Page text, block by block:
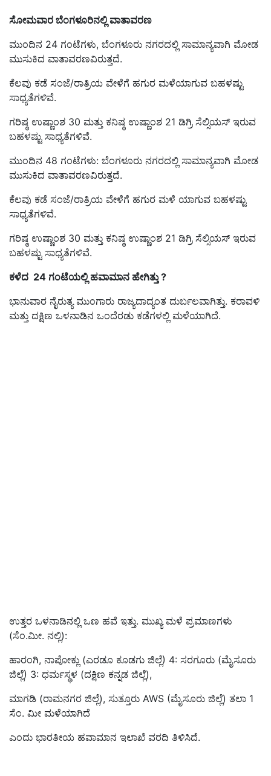
ಸೋಮವಾರ ಬೆಂಗಳೂರಿನಲ್ಲಿ ವಾತಾವರಣ
ಮುಂದಿನ 24 ಗಂಟೆಗಳು, ಬೆಂಗಳೂರು ನಗರದಲ್ಲಿ ಸಾಮಾನ್ಯವಾಗಿ ಮೋಡ
ಮುಸುಕಿದ ವಾತಾವರಣವಿರುತ್ತದೆ.
ಕೆಲವು ಕಡೆ ಸಂಜೆ/ರಾತ್ರಿಯ ವೇಳೆಗೆ ಹಗುರ ಮಳೆಯಾಗುವ ಬಹಳಷ್ಟು
ಸಾಧ್ಯತೆಗಳಿವೆ.
ಗರಿಷ್ಠ ಉಷ್ಣಾಂಶ 30 ಮತ್ತು ಕನಿಷ್ಠ ಉಷ್ಣಾಂಶ 21 ಡಿಗ್ರಿ ಸೆಲ್ಸಿಯಸ್ ಇರುವ
ಬಹಳಷ್ಟು ಸಾಧ್ಯತೆಗಳಿವೆ.
ಮುಂದಿನ 48 ಗಂಟೆಗಳು: ಬೆಂಗಳೂರು ನಗರದಲ್ಲಿ ಸಾಮಾನ್ಯವಾಗಿ ಮೋಡ
ಮುಸುಕಿದ ವಾತಾವರಣವಿರುತ್ತದೆ.
ಕೆಲವು ಕಡೆ ಸಂಜೆ/ರಾತ್ರಿಯ ವೇಳೆಗೆ ಹಗುರ ಮಳೆ ಯಾಗುವ ಬಹಳಷ್ಟು
ಸಾಧ್ಯತೆಗಳಿವೆ.
ಗರಿಷ್ಠ ಉಷ್ಣಾಂಶ 30 ಮತ್ತು ಕನಿಷ್ಠ ಉಷ್ಣಾಂಶ 21 ಡಿಗ್ರಿ ಸೆಲ್ಸಿಯಸ್ ಇರುವ
ಬಹಳಷ್ಟು ಸಾಧ್ಯತೆಗಳಿವೆ.
ಕಳೆದ 24 ಗಂಟೆಯಲ್ಲಿ ಹವಾಮಾನ ಹೇಗಿತ್ತು ?
ಭಾನುವಾರ ನೈರುತ್ಯ ಮುಂಗಾರು ರಾಜ್ಯದಾದ್ಯಂತ ದುರ್ಬಲವಾಗಿತ್ತು. ಕರಾವಳಿ
ಮತ್ತು ದಕ್ಷಿಣ ಒಳನಾಡಿನ ಒಂದೆರಡು ಕಡೆಗಳಲ್ಲಿ ಮಳೆಯಾಗಿದೆ.
ಉತ್ತರ ಒಳನಾಡಿನಲ್ಲಿ ಒಣ ಹವೆ ಇತ್ತು. ಮುಖ್ಯ ಮಳೆ ಪ್ರಮಾಣಗಳು
(ಸೆಂ.ಮೀ. ನಲ್ಲಿ):
ಹಾರಂಗಿ, ನಾಪೋಕ್ಲು (ಎರಡೂ ಕೂಡಗು ಜಿಲ್ಲೆ) 4: ಸರಗೂರು (ಮೈಸೂರು
ಜಿಲ್ಲೆ) 3: ಧರ್ಮಸ್ಥಳ (ದಕ್ಷಿಣ ಕನ್ನಡ ಜಿಲ್ಲೆ),
ಮಾಗಡಿ (ರಾಮನಗರ ಜಿಲ್ಲೆ), ಸುತ್ತೂರು AWS (ಮೈಸೂರು ಜಿಲ್ಲೆ) ತಲಾ 1
ಸೆಂ. ಮೀ ಮಳೆಯಾಗಿದೆ
ಎಂದು ಭಾರತೀಯ ಹವಾಮಾನ ಇಲಾಖೆ ವರದಿ ತಿಳಿಸಿದೆ.